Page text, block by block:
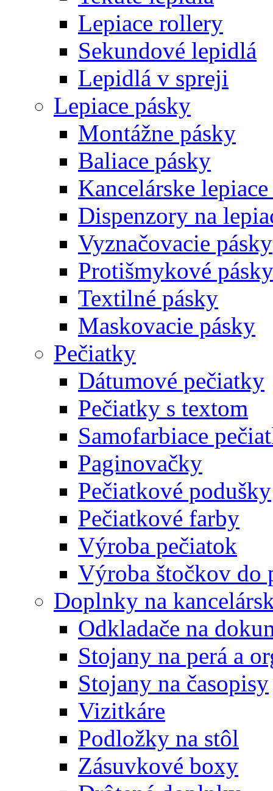
Lepiace rollery
Sekundové lepidlá
Lepidlá v spreji
Lepiace pásky
Montážne pásky
Baliace pásky
Kancelárske
Dispenzory na
Vyznačovacie pásky
Protišmykové pásky
Textilné pásky
Maskovacie pásky
Pečiatky
Dátumové pečiatky
Pečiatky s textom
Samofarbiace
Paginovačky
Pečiatkové podušky
Pečiatkové farby
Výroba pečiatok
Výroba štočkov do
Doplnky na
Odkladače na
Stojany na perá a
Stojany na časopisy
Vizitkáre
Podložky na stôl
Zásuvkové boxy